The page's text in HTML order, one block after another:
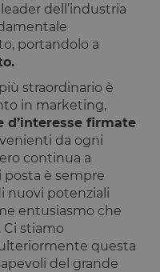
dell’industria
portandolo a
straordinario è
in marketing,
d’interesse firmate
da ogni
continua a
posta è sempre
nuovi potenziali
entusiasmo che
Ci stiamo
questa
del grande